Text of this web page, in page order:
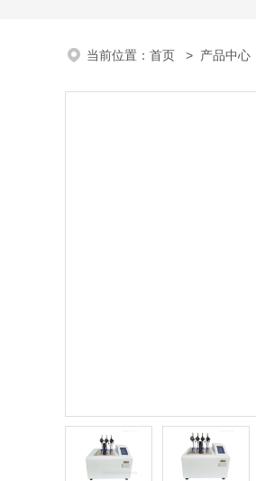
当前位置： 首页 > 产品中心